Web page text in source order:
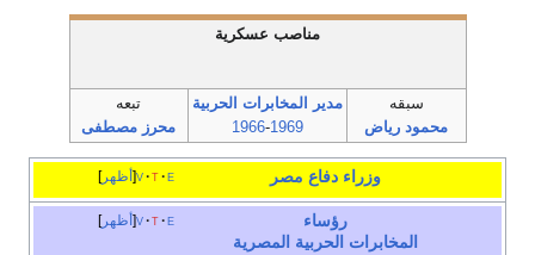
مناصب عسكرية
سبقه
محمود رياض
مدير
المخابرات الحربية
1966-1969
تبعه
محرز مصطفى
أظهر v t e وزراء دفاع مصر
أظهر v t e
رؤساء
المخابرات الحربية المصرية